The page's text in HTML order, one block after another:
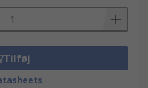
Tilføj